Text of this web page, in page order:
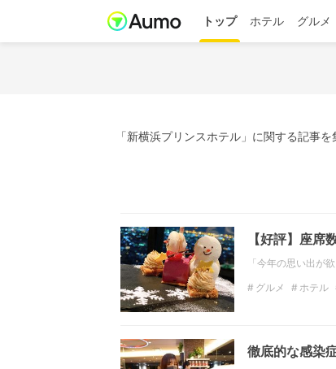
トップ ホテル グルメ
「新横浜プリンスホテル」に関する記事
【好評】座席
「今年の思い出が
グルメ ホテル
徹底的な感染